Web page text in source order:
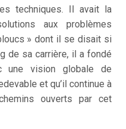
techniques. Il avait la
aux problèmes
» dont il se disait si
de sa carrière, il a fondé
une vision globale de
et qu’il continue à
ouverts par cet